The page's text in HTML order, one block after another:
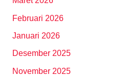
Februari 2026
Januari 2026
Desember 2025
November 2025